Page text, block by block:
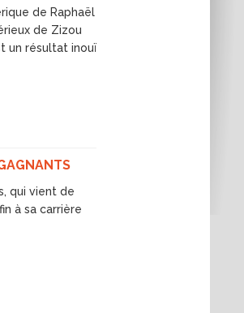
de Raphaël
de Zizou
un résultat inouï
qui vient de
à sa carrière